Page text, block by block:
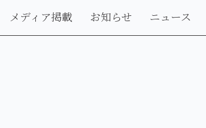
メディア掲載 お知らせ ニュース